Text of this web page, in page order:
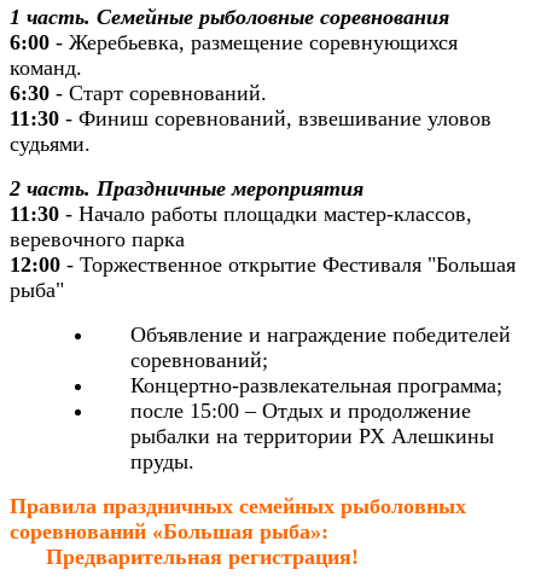
1 часть. Семейные рыболовные соревнования
6:00 - Жеребьевка, размещение соревнующихся
команд.
6:30 - Старт соревнований.
11:30 - Финиш соревнований, взвешивание уловов
судьями.
2 часть. Праздничные мероприятия
11:30 - Начало работы площадки мастер-классов,
веревочного парка
12:00 - Торжественное открытие Фестиваля "Большая
рыба"
Объявление и награждение победителей
соревнований;
Концертно-развлекательная программа;
после 15:00 – Отдых и продолжение
рыбалки на территории РХ Алешкины
пруды.
Правила праздничных семейных рыболовных
соревнований «Большая рыба»:
Предварительная регистрация!